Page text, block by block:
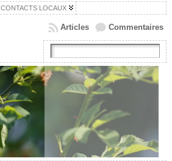
CONTACTS LOCAUX
Commentaires
Articles